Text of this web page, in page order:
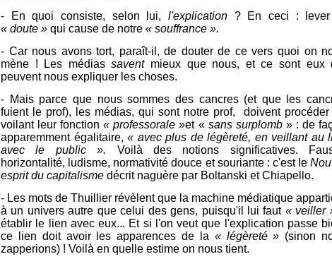
- En quoi consiste, selon lui, l'explication ? En ceci :
« doute » qui cause de notre « souffrance ».
- Car nous avons tort, paraît-il, de douter de ce vers quoi on
mène ! Les médiassavent mieux que nous, et ce sont eux
peuvent nous expliquer les choses.
- Mais parce que nous sommes des cancres (et que les
fuient le prof), les médias, qui sont notre prof, doivent procéder
voilant leur fonction« professorale»et «sans surplomb » : de
apparemment égalitaire,« avec plus de légèreté, en veillant au
avec le public ». Voilà des notions significatives.
horizontalité, ludisme, normativité douce et souriante : c'est le
esprit du capitalisme décrit naguère par Boltanski et Chiapello.
- Les mots de Thuillier révèlent que la machine médiatique
à un univers autre que celui des gens, puisqu'il lui faut « veiller
établir le lien avec eux... Et si l'on veut que l'explication passe
ce lien doit avoir les apparences de la « légèreté » (sinon
zapperions) ! Voilà en quelle estime on nous tient.